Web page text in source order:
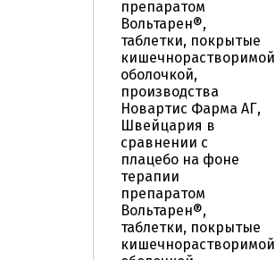
препаратом
Вольтарен®,
таблетки, покрытые
кишечнорастворимой
оболочкой,
производства
Новартис Фарма АГ,
Швейцария в
сравнении с
плацебо на фоне
терапии
препаратом
Вольтарен®,
таблетки, покрытые
кишечнорастворимой